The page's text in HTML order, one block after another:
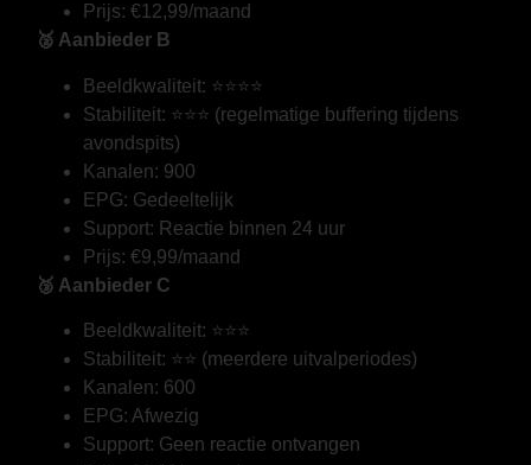
Prijs: €12,99/maand
🥈 Aanbieder B
Beeldkwaliteit: ⭐⭐⭐⭐
Stabiliteit: ⭐⭐⭐ (regelmatige buffering tijdens
avondspits)
Kanalen: 900
EPG: Gedeeltelijk
Support: Reactie binnen 24 uur
Prijs: €9,99/maand
🥉 Aanbieder C
Beeldkwaliteit: ⭐⭐⭐
Stabiliteit: ⭐⭐ (meerdere uitvalperiodes)
Kanalen: 600
EPG: Afwezig
Support: Geen reactie ontvangen